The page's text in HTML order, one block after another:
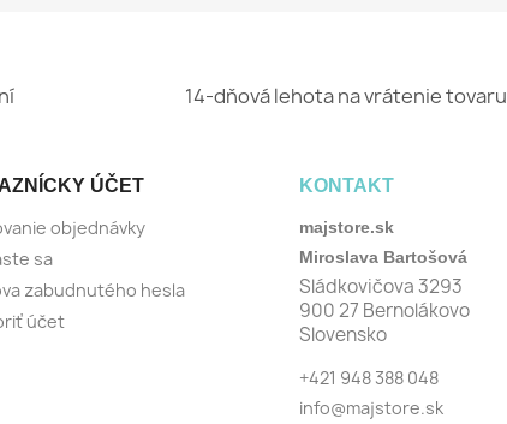
14-dňová lehota na vrátenie tovaru
ÚČET
objednávky
sa
zabudnutého hesla
účet
KONTAKT
majstore.sk
Miroslava Bartošová
Sládkovičova 3293
900 27 Bernolákovo
Slovensko
+421 948 388 048
info@majstore.sk